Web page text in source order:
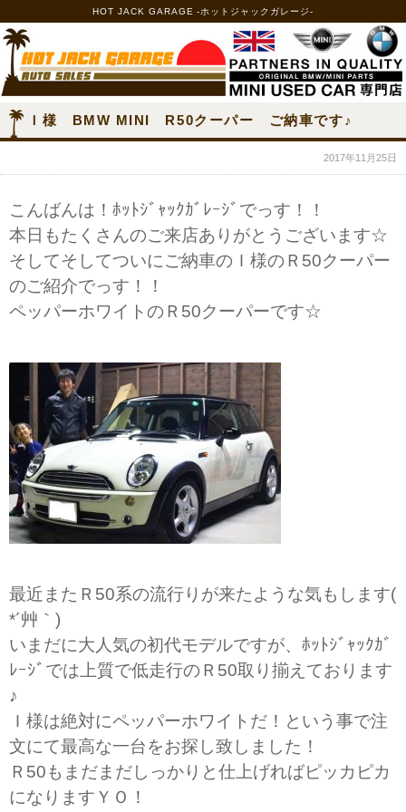
HOT JACK GARAGE -ホットジャックガレージ-
Ｉ様 BMW MINI R50クーパー ご納車です♪
2017年11月25日
こんばんは！ﾎｯﾄｼﾞｬｯｸｶﾞﾚｰｼﾞでっす！！
本日もたくさんのご来店ありがとうございます☆
そしてそしてついにご納車のＩ様のＲ50クーパー
のご紹介でっす！！
ペッパーホワイトのＲ50クーパーです☆
最近またＲ50系の流行りが来たような気もします(
*´艸｀)
いまだに大人気の初代モデルですが、ﾎｯﾄｼﾞｬｯｸｶﾞ
ﾚｰｼﾞでは上質で低走行のＲ50取り揃えております
♪
Ｉ様は絶対にペッパーホワイトだ！という事で注
文にて最高な一台をお探し致しました！
Ｒ50もまだまだしっかりと仕上げればピッカピカ
になりますＹＯ！